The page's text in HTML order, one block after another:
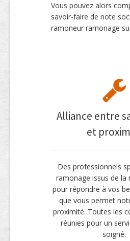
Vous pouvez alors
savoir-faire de note
ramoneur ramonage
Alliance entre
et
Des professionnels
ramonage issus de la
pour répondre à vos
que vous permet
proximité. Toutes les
réunies pour un
soigné.